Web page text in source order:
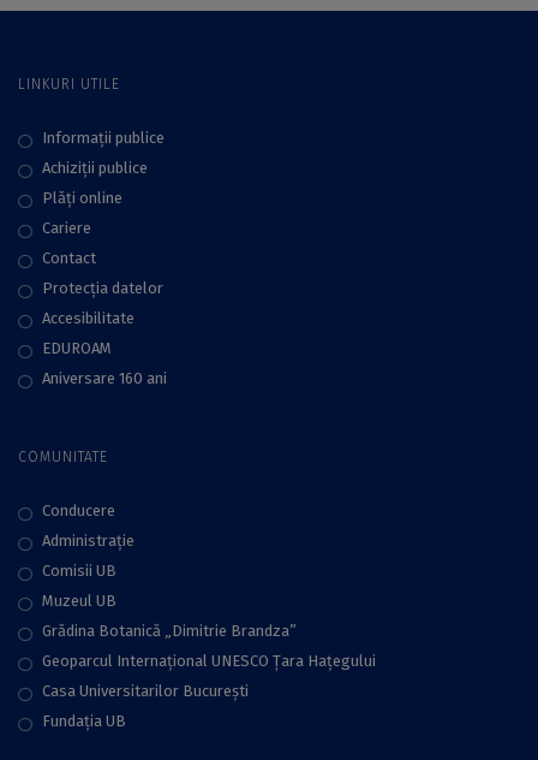
Cehov
LINKURI UTILE
Informații publice
Achiziții publice
Plăţi online
Cariere
Contact
Protecţia datelor
Accesibilitate
EDUROAM
Aniversare 160 ani
COMUNITATE
Conducere
Administraţie
Comisii UB
Muzeul UB
Grădina Botanică „Dimitrie Brandza”
Geoparcul Internațional UNESCO Țara Hațegului
Casa Universitarilor București
Fundaţia UB